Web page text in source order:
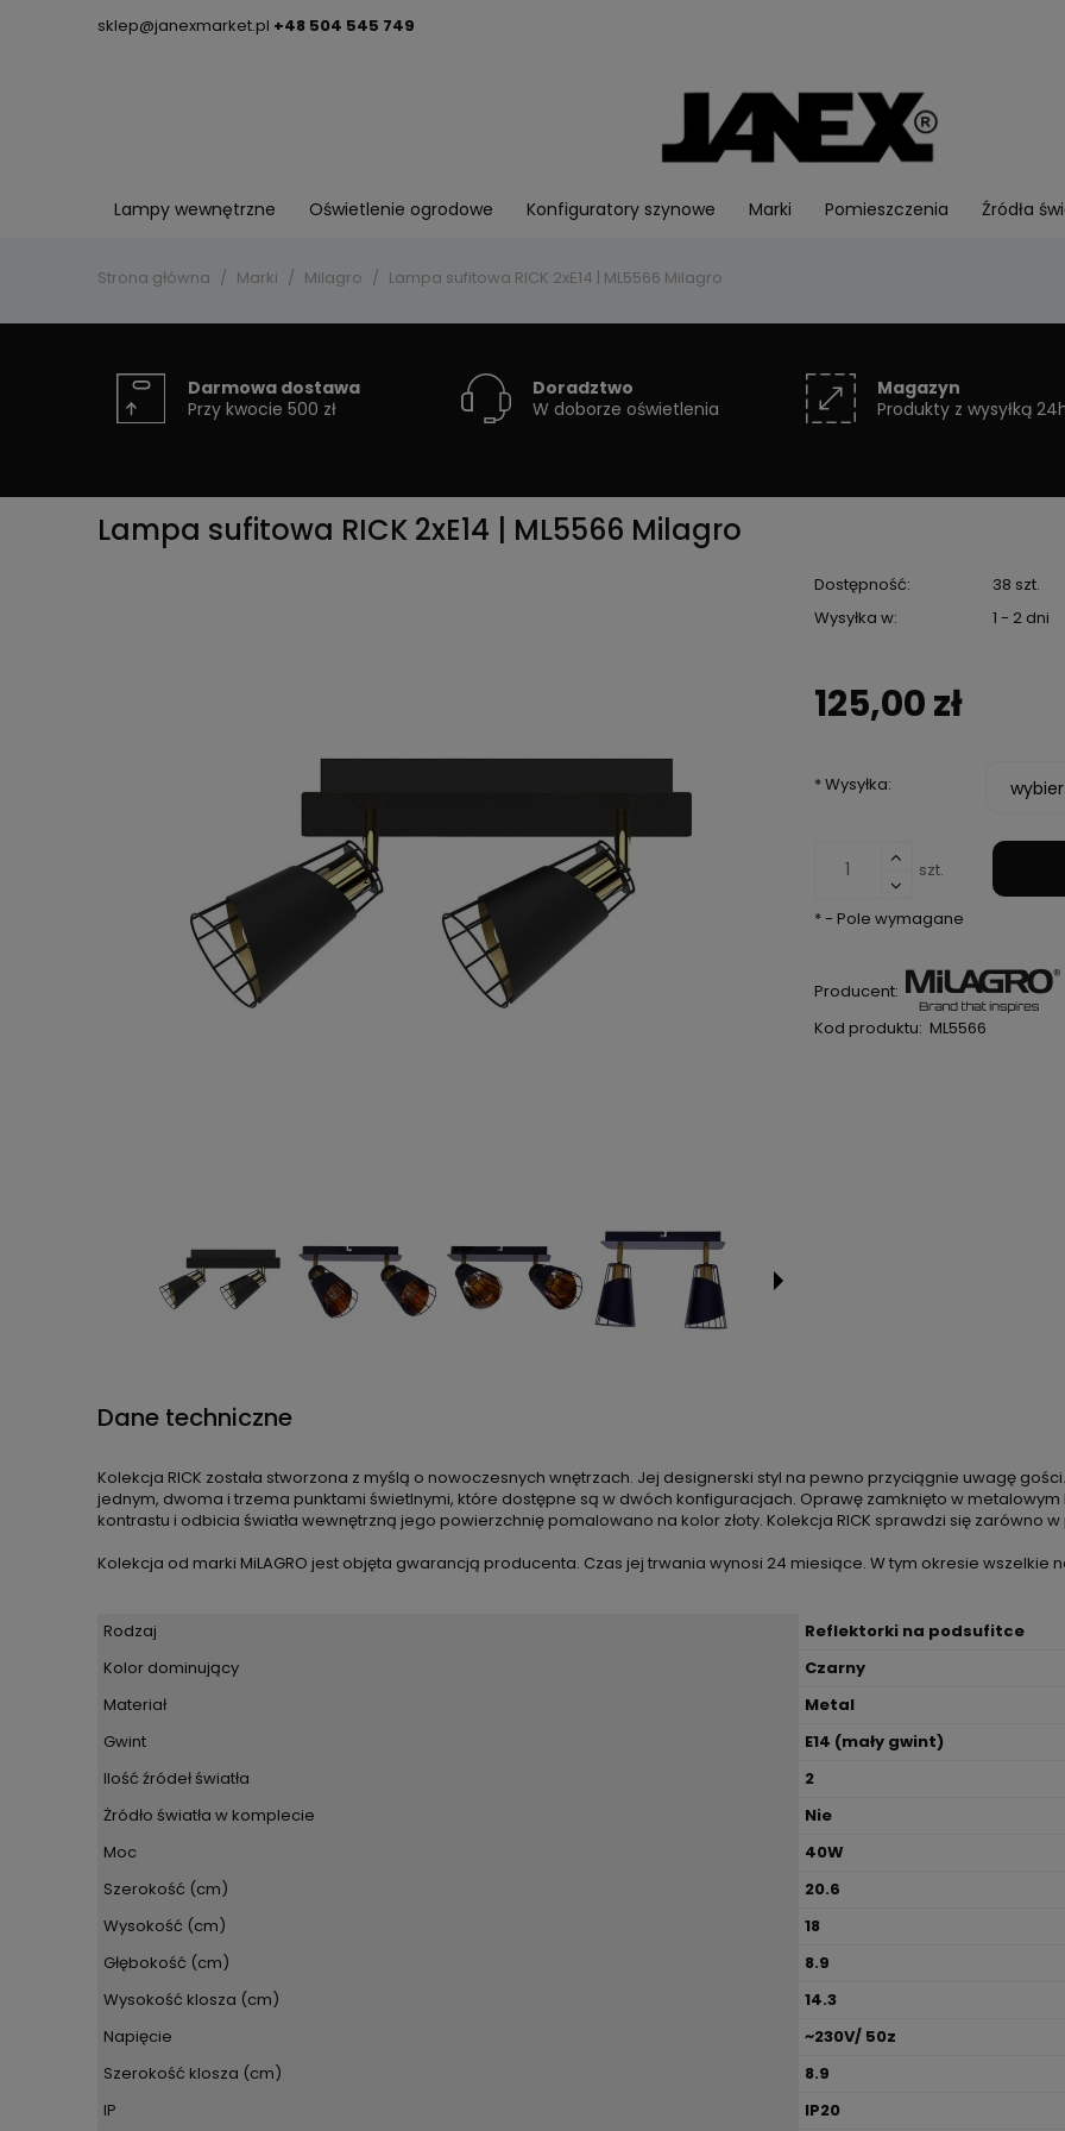
sklep@janexmarket.pl +48 504 545 749
Lampy wewnętrzne Oświetlenie ogrodowe Konfiguratory szynowe Marki Pomieszczenia Źródła
Strona główna Marki Milagro Lampa sufitowa RICK 2xE14 | ML5566 Milagro
Darmowa dostawa
Przy kwocie 500 zł
Doradztwo
W doborze oświetlenia
Magazyn
Produkty z wysyłką
Lampa sufitowa RICK 2xE14 | ML5566 Milagro
Dostępność:
38 szt.
Wysyłka w:
1 - 2 dni
125,00 zł
*Wysyłka:
szt.
*- Pole wymagane
Producent:
Kod produktu: ML5566
Dane techniczne
Kolekcja RICK została stworzona z myślą o nowoczesnych wnętrzach. Jej designerski styl na pewno przyciągnie uwagę
jednym, dwoma i trzema punktami świetlnymi, które dostępne są w dwóch konfiguracjach. Oprawę zamknięto w
kontrastu i odbicia światła wewnętrzną jego powierzchnię pomalowano na kolor złoty. Kolekcja RICK sprawdzi się zarówno
Kolekcja od marki MiLAGRO jest objęta gwarancją producenta. Czas jej trwania wynosi 24 miesiące. W tym okresie wszelkie
Rodzaj
Reflektorki na podsufitce
Kolor dominujący
Czarny
Materiał
Metal
Gwint
E14 (mały gwint)
Ilość źródeł światła
2
Żródło światła w komplecie
Nie
Moc
40W
Szerokość (cm)
20.6
Wysokość (cm)
18
Głębokość (cm)
8.9
Wysokość klosza (cm)
14.3
Napięcie
~230V/ 50z
Szerokość klosza (cm)
8.9
IP
IP20